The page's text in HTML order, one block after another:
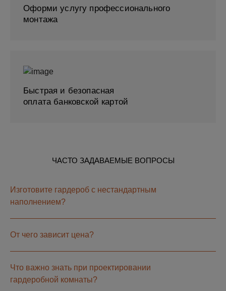
Оформи услугу профессионального
монтажа
Быстрая и безопасная
оплата банковской картой
ЧАСТО ЗАДАВАЕМЫЕ ВОПРОСЫ
Изготовите гардероб с нестандартным
наполнением?
От чего зависит цена?
Что важно знать при проектировании
гардеробной комнаты?